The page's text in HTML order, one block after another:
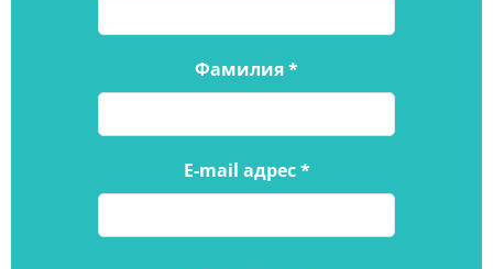
Фамилия*
E-mail адрес*